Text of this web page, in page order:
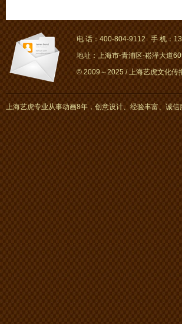
电 话：400-804-9112 手 机：
地址：上海市-青浦区-崧泽大道
© 2009～2025 / 上海艺虎文化传
上海艺虎专业从事动画8年，创意设计、经验丰富、诚